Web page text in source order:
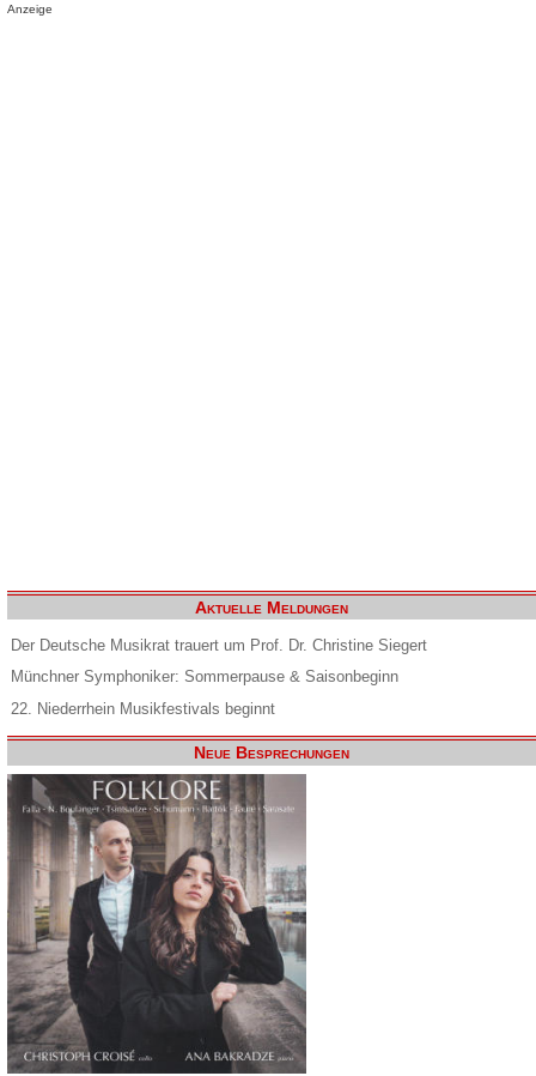
Anzeige
Aktuelle Meldungen
Der Deutsche Musikrat trauert um Prof. Dr. Christine Siegert
Münchner Symphoniker: Sommerpause & Saisonbeginn
22. Niederrhein Musikfestivals beginnt
Neue Besprechungen